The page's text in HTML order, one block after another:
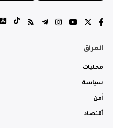
العراق
محليات
سياسة
أمن
أقتصاد